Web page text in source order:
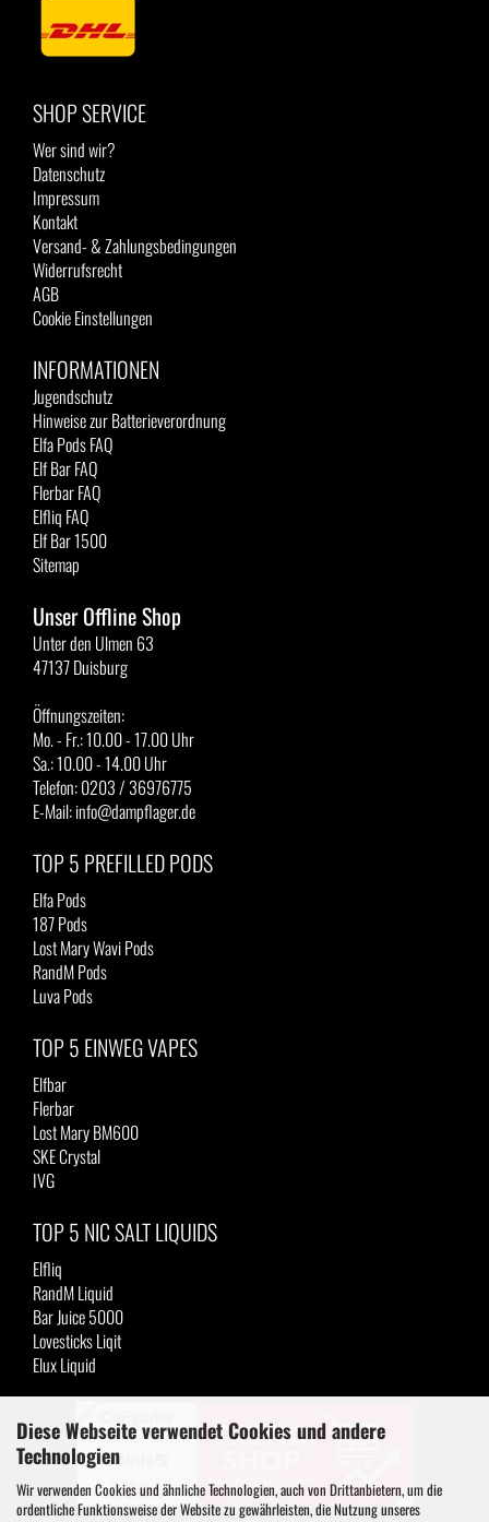
Diese Webseite verwendet Cookies und andere
Technologien
Wir verwenden Cookies und ähnliche Technologien, auch von Drittanbietern, um die
ordentliche Funktionsweise der Website zu gewährleisten, die Nutzung unseres
SHOP SERVICE
Wer sind wir?
Datenschutz
Impressum
Kontakt
Versand- & Zahlungsbedingungen
Widerrufsrecht
AGB
Cookie Einstellungen
INFORMATIONEN
Jugendschutz
Hinweise zur Batterieverordnung
Elfa Pods FAQ
Elf Bar FAQ
Flerbar FAQ
Elfliq FAQ
Elf Bar 1500
Sitemap
Unser Offline Shop
Unter den Ulmen 63
47137 Duisburg
Öffnungszeiten:
Mo. - Fr.: 10.00 - 17.00 Uhr
Sa.: 10.00 - 14.00 Uhr
Telefon: 0203 / 36976775
E-Mail: info@dampflager.de
TOP 5 PREFILLED PODS
Elfa Pods
187 Pods
Lost Mary Wavi Pods
RandM Pods
Luva Pods
TOP 5 EINWEG VAPES
Elfbar
Flerbar
Lost Mary BM600
SKE Crystal
IVG
TOP 5 NIC SALT LIQUIDS
Elfliq
RandM Liquid
Bar Juice 5000
Lovesticks Liqit
Elux Liquid